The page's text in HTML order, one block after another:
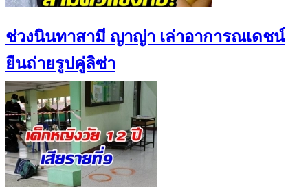
ช่วงนินทาสามี ญาญ่า เล่าอาการณเดชน์
ยืนถ่ายรูปคู่ลิซ่า